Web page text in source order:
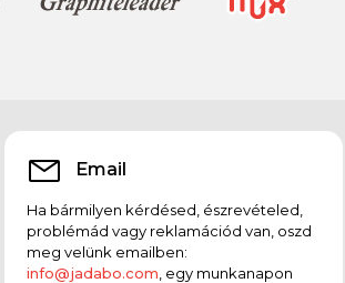
Email
Ha bármilyen kérdésed, észrevételed,
problémád vagy reklamációd van, oszd
meg velünk emailben:
info@jadabo.com , egy munkanapon